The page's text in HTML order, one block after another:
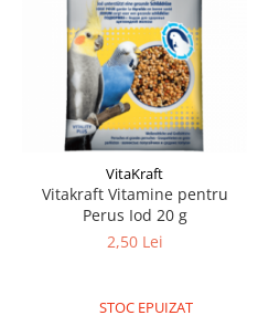
VitaKraft
Vitakraft Vitamine pentru
Perus Iod 20 g
2,50 Lei
STOC EPUIZAT